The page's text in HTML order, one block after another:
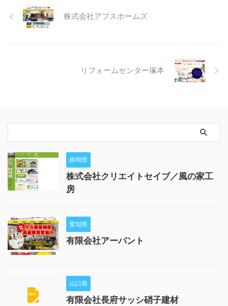
株式会社アプスホームズ
リフォームセンター塚本
静岡県
株式会社クリエイトセイブ／風の家工
房
愛知県
有限会社アーバント
山口県
有限会社長府サッシ硝子建材